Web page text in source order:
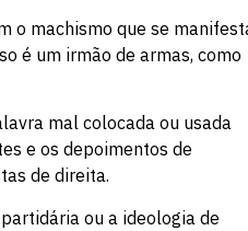
o machismo que se
é um irmão de armas, como
mal colocada ou usada
e os depoimentos de
de direita.
ou a ideologia de